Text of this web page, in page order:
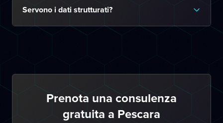
Servono i dati strutturati?
Prenota una consulenza
gratuita a Pescara